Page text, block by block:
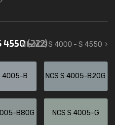
4550(222)
alle NCS S 4000 - S 4550
4005-B NCS S 4005-B20G
B80G NCS S 4005-G